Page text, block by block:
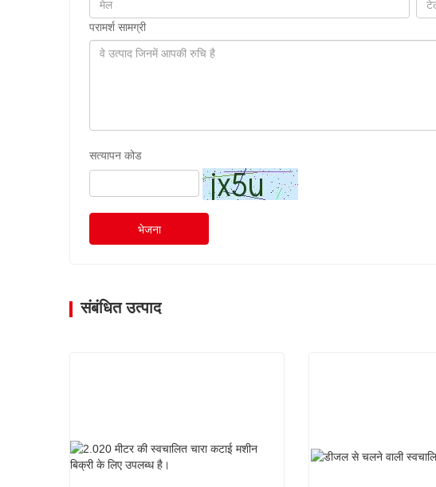
परामर्श सामग्री
सत्यापन कोड
भेजना
संबंधित उत्पाद